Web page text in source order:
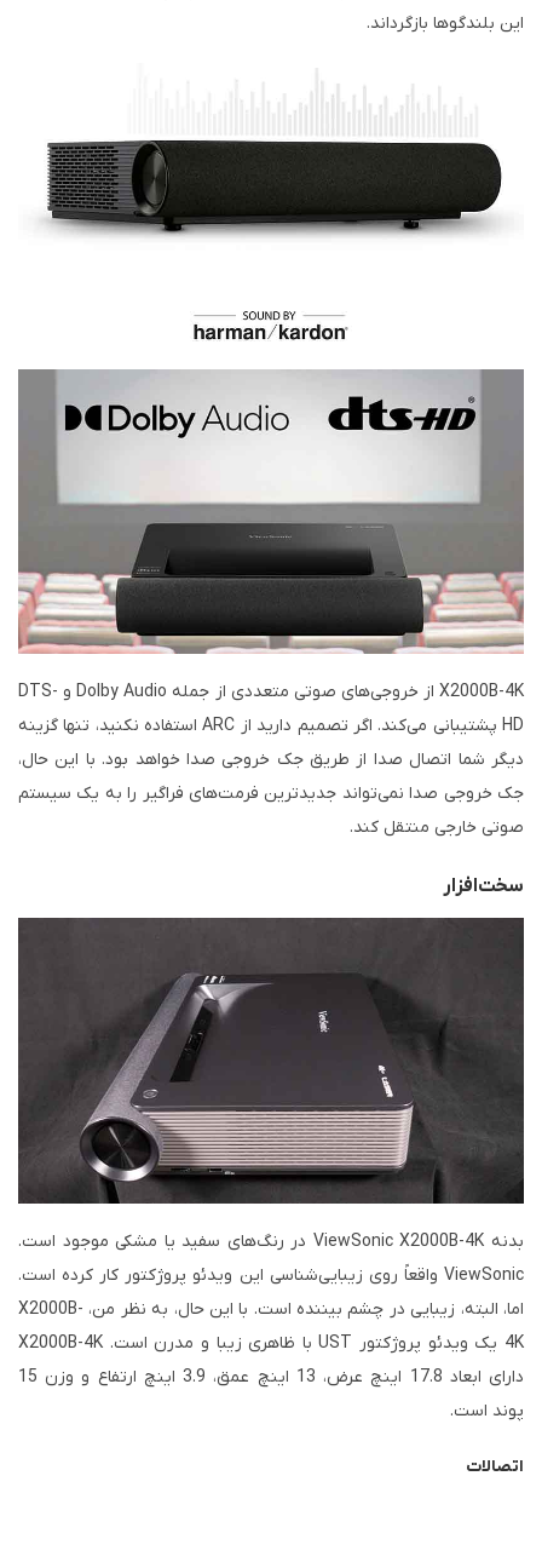
این بلندگوها بازگرداند.
X2000B-4K از خروجی‌های صوتی متعددی از جمله Dolby Audio و DTS-
HD پشتیبانی می‌کند. اگر تصمیم دارید از ARC استفاده نکنید، تنها گزینه
دیگر شما اتصال صدا از طریق جک خروجی صدا خواهد بود. با این حال،
جک خروجی صدا نمی‌تواند جدیدترین فرمت‌های فراگیر را به یک سیستم
صوتی خارجی منتقل کند.
سخت‌افزار
بدنه ViewSonic X2000B-4K در رنگ‌های سفید یا مشکی موجود است.
ViewSonic واقعاً روی زیبایی‌شناسی این ویدئو پروژکتور کار کرده است.
اما، البته، زیبایی در چشم بیننده است. با این حال، به نظر من، X2000B-
4K یک ویدئو پروژکتور UST با ظاهری زیبا و مدرن است. X2000B-4K
دارای ابعاد 17.8 اینچ عرض، 13 اینچ عمق، 3.9 اینچ ارتفاع و وزن 15
پوند است.
اتصالات